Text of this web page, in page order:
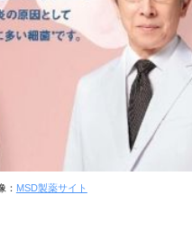
： MSD製薬サイト